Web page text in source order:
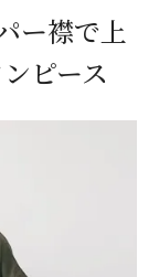
ー襟で上
ピース